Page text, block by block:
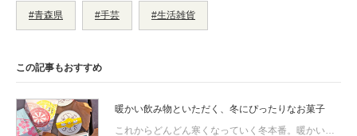
#青森県 #手芸 #生活雑貨
この記事もおすすめ
暖かい飲み物といただく、冬にぴったりなお菓子
これからどんどん寒くなっていく冬本番。暖かい飲み物をお菓子とセットでほっと一息つきましょう。